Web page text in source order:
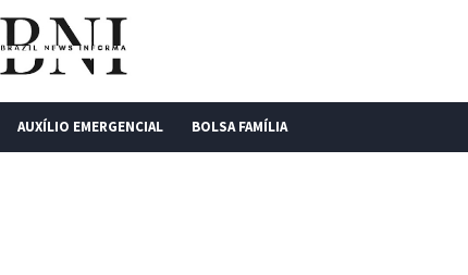
AUXÍLIO EMERGENCIAL BOLSA FAMÍLIA